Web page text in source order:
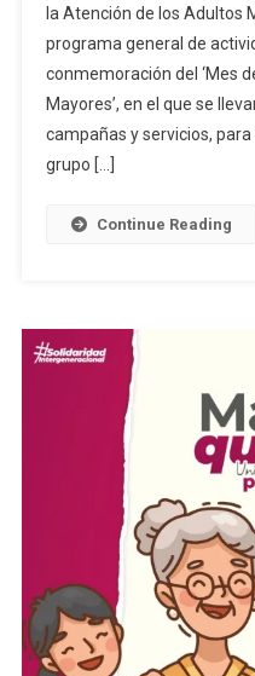
la Atención de los Adultos
programa general de
conmemoración del ‘Mes
Mayores’, en el que se
campañas y servicios,
grupo […]
Continue Reading